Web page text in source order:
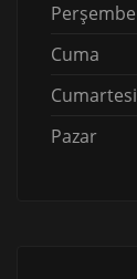
Perşembe
Cuma
Cumartesi
Pazar